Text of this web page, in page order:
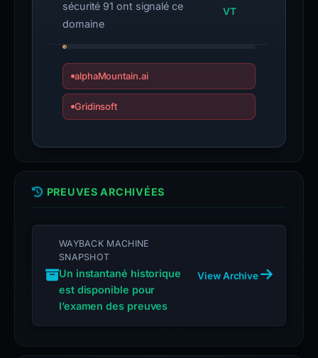
sécurité 91 ont signalé ce
domaine
VT
alphaMountain.ai
Gridinsoft
PREUVES ARCHIVÉES
WAYBACK MACHINE
SNAPSHOT
Un instantané historique
est disponible pour
l’examen des preuves
View Archive